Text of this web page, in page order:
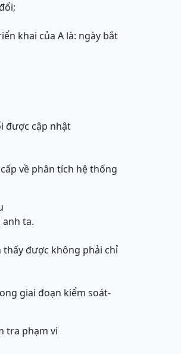
khai của A là: ngày bắt
được cập nhật
về phân tích hệ thống
ta.
thấy được không phải chỉ
giai đoạn kiểm soát-
tra phạm vi